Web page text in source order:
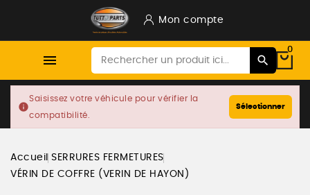
Mon compte

0
info
Saisissez votre véhicule pour vérifier la
compatibilité.
Sélectionner
Accueil SERRURES FERMETURES
VÉRIN DE COFFRE (VERIN DE HAYON)